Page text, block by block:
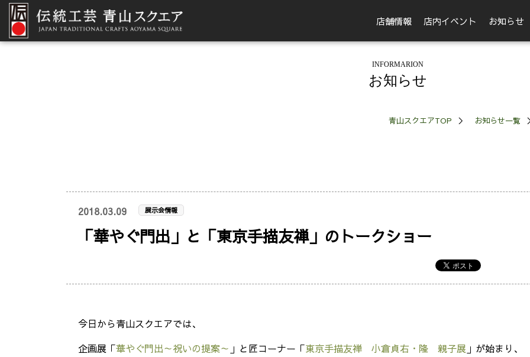
店舗情報 店内イベント お知らせ
INFORMARION
お知らせ
青山スクエアTOP お知らせ一覧
2018.03.09 展示会情報
「華やぐ門出」と「東京手描友禅」のトークショー
今日から青山スクエアでは、
企画展「華やぐ門出～祝いの提案～ 」と匠コーナー「東京手描友禅 小倉貞右・隆 親子展 」が始まり、